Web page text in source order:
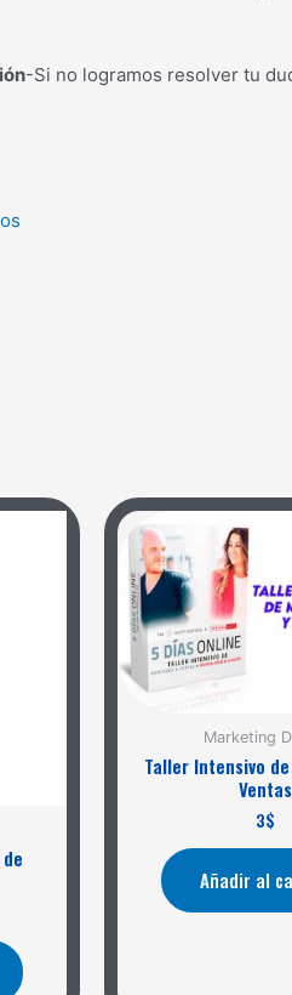
-Si no logramos resolver tu
Marketing
Taller Intensivo
Ventas
3$
Añadir al